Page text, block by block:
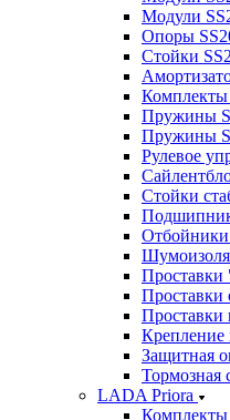
Модули
Опоры
Стойки
Пружины
Пружины
Рулевое
Стойки
Отбойники
Проставки
Проставки
Проставки
Крепление
Защитная
Тормозная
LADA Priora
Комплекты